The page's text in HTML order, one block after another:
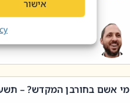
אישור
מי אשם בחורבן המקדש? –